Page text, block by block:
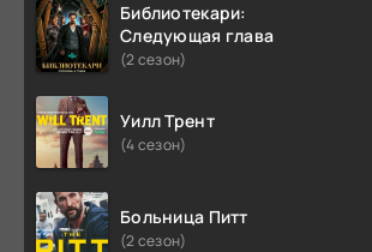
Библиотекари:
Следующая глава
(2 сезон)
Уилл Трент
(4 сезон)
Больница Питт
(2 сезон)